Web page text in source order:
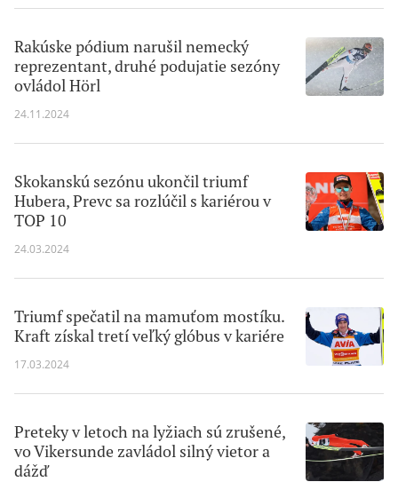
Rakúske pódium narušil nemecký
reprezentant, druhé podujatie sezóny
ovládol Hörl
24.11.2024
Skokanskú sezónu ukončil triumf
Hubera, Prevc sa rozlúčil s kariérou v
TOP 10
24.03.2024
Triumf spečatil na mamuťom mostíku.
Kraft získal tretí veľký glóbus v kariére
17.03.2024
Preteky v letoch na lyžiach sú zrušené,
vo Vikersunde zavládol silný vietor a
dážď